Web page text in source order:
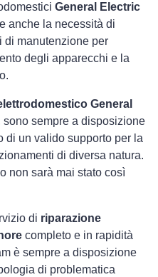
General Electric
anche la necessità di
di manutenzione per
degli apparecchi e la
General
sono sempre a disposizione
di un valido supporto per la
di diversa natura.
non sarà mai stato così
di riparazione
completo e in rapidità
è sempre a disposizione
di problematica